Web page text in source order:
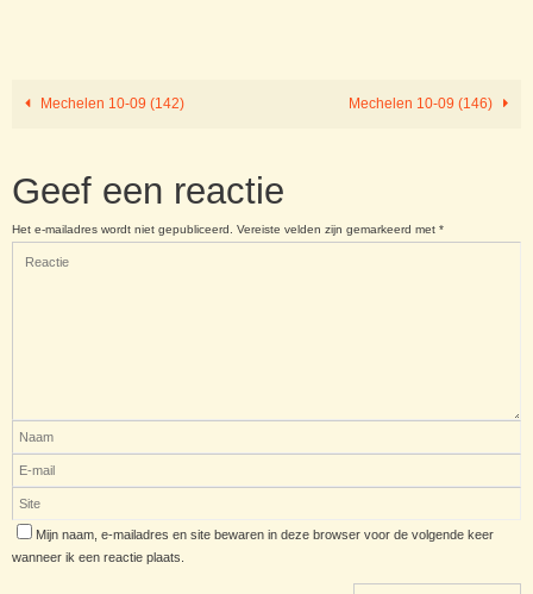
Mechelen 10-09 (142) Mechelen 10-09 (146)
Geef een reactie
Het e-mailadres wordt niet gepubliceerd. Vereiste velden zijn gemarkeerd met *
Mijn naam, e-mailadres en site bewaren in deze browser voor de volgende keer
wanneer ik een reactie plaats.